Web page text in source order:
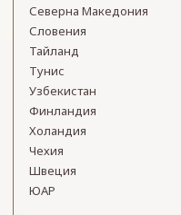
Северна Македония
Словения
Тайланд
Тунис
Узбекистан
Финландия
Холандия
Чехия
Швеция
ЮАР